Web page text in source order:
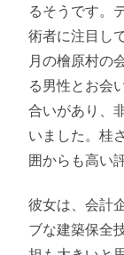
るそうです。
術者に注目し
月の檜原村の
る男性とお会
合いがあり、
いました。桂
囲からも高い
彼女は、会計
ブな建築保全